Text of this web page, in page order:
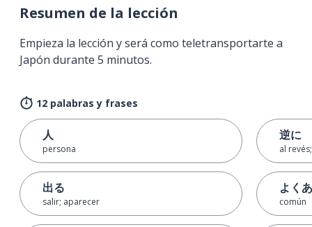
Resumen de la lección
Empieza la lección y será como teletransportarte a
Japón durante 5 minutos.
12 palabras y frases
人
persona
出る
salir; aparecer
逆に
al
よく
común